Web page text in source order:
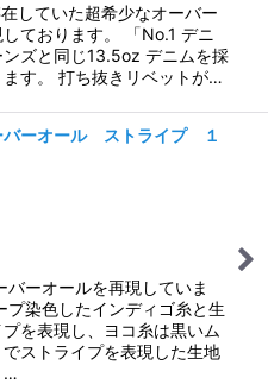
していた超希少なオーバー
ております。 「No.1 デニ
ズと同じ13.5oz デニムを採
す。 打ち抜きリベットが…
ーオール ストライプ １
ーオールを再現していま
プ染色したインディゴ糸と生
を表現し、ヨコ糸は黒いム
ストライプを表現した生地
…